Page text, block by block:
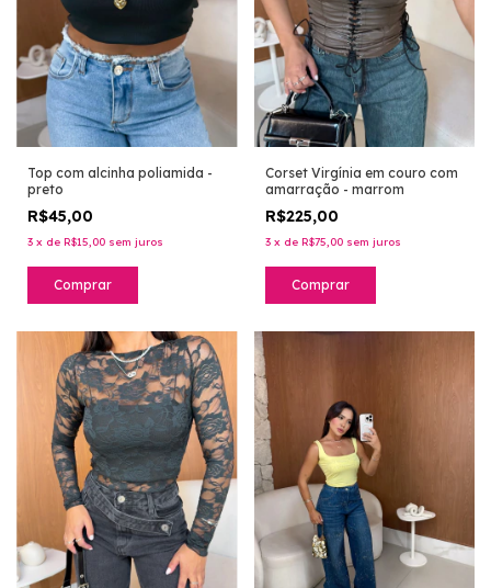
Top com alcinha poliamida -
preto
R$45,00
3 x de R$15,00 sem juros
Comprar
Corset Virgínia em couro com
amarração - marrom
R$225,00
3 x de R$75,00 sem juros
Comprar